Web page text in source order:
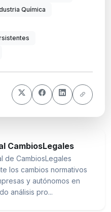
Química
CambiosLegales
de CambiosLegales
los cambios normativos
y autónomos en
análisis pro...